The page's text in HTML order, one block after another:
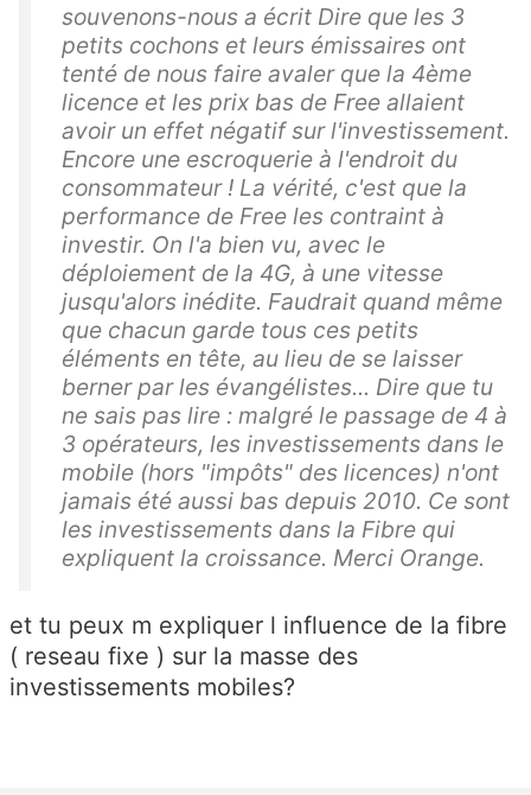
souvenons-nous a écrit Dire que les 3
petits cochons et leurs émissaires ont
tenté de nous faire avaler que la 4ème
licence et les prix bas de Free allaient
avoir un effet négatif sur l'investissement.
Encore une escroquerie à l'endroit du
consommateur ! La vérité, c'est que la
performance de Free les contraint à
investir. On l'a bien vu, avec le
déploiement de la 4G, à une vitesse
jusqu'alors inédite. Faudrait quand même
que chacun garde tous ces petits
éléments en tête, au lieu de se laisser
berner par les évangélistes... Dire que tu
ne sais pas lire : malgré le passage de 4 à
3 opérateurs, les investissements dans le
mobile (hors "impôts" des licences) n'ont
jamais été aussi bas depuis 2010. Ce sont
les investissements dans la Fibre qui
expliquent la croissance. Merci Orange.
et tu peux m expliquer l influence de la fibre
( reseau fixe ) sur la masse des
investissements mobiles?